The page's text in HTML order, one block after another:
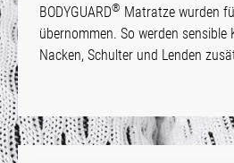
BODYGUARD® Matratze wurden
übernommen. So werden sensible
Nacken, Schulter und Lenden